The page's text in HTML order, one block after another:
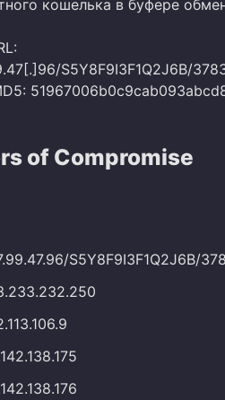
кошелька в буфере
S5Y8F9I3F1Q2J6B/
of Compromise
S5Y8F9I3F1Q2J6B/